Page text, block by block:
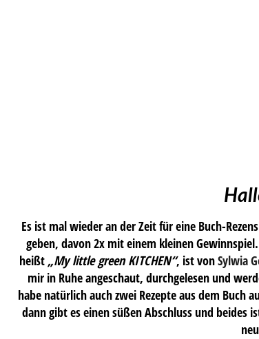
Es ist mal wieder an der Zeit für eine Buch-
geben, davon 2x mit einem kleinen
heißt „My little green KITCHEN“, ist vonSylwia
mir in Ruhe angeschaut, durchgelesen und
habe natürlich auch zwei Rezepte aus dem Buch
dann gibt es einen süßen Abschluss und beides